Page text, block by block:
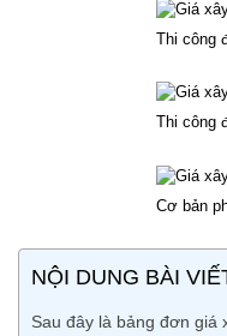
Thi công
Thi công
Cơ bản
NỘI DUNG BÀI
Sau đây là bảng đơn giá